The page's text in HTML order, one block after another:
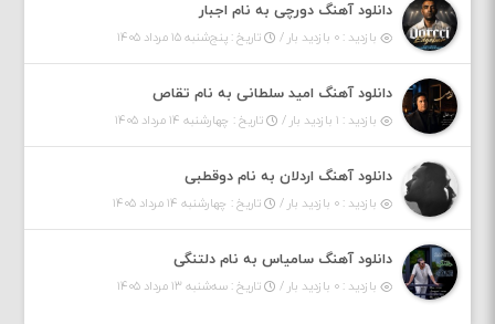
دانلود آهنگ دورچی به نام اجبار
بازدید : ۰ بازدید بار / تاریخ : پنج‌شنبه ۱۵ مرداد ۱۴۰۵
دانلود آهنگ امید سلطانی به نام تقاص
بازدید : ۱ بازدید بار / تاریخ : چهارشنبه ۱۴ مرداد ۱۴۰۵
دانلود آهنگ اردلان به نام دوقطبی
بازدید : ۰ بازدید بار / تاریخ : چهارشنبه ۱۴ مرداد ۱۴۰۵
دانلود آهنگ سامیاس به نام دلتنگی
بازدید : ۰ بازدید بار / تاریخ : سه‌شنبه ۱۳ مرداد ۱۴۰۵